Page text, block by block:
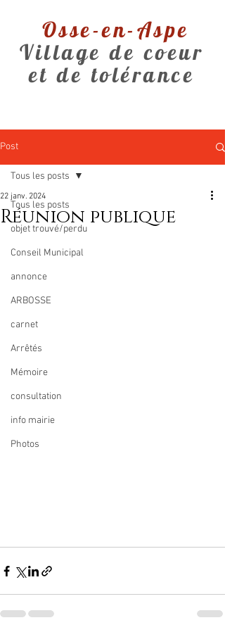
Osse-en-Aspe
Village de coeur
et de tolérance
Post
Tous les posts
objet trouvé/perdu
Conseil Municipal
annonce
ARBOSSE
carnet
Arrêtés
Mémoire
consultation
info mairie
Photos
Tous les posts
Réunion publique
22 janv. 2024